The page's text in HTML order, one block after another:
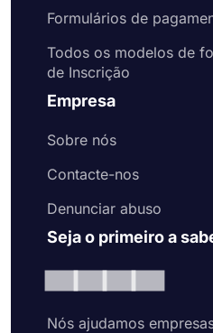
Formulários de
Todos os modelos de
de Inscrição
Empresa
Sobre nós
Contacte-nos
Denunciar abuso
Seja o primeiro a
Nós ajudamos